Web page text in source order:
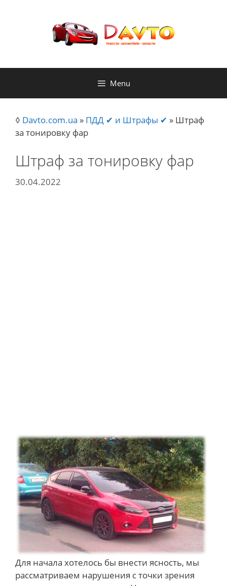
Menu
◊ Davto.com.ua » ПДД ✔ и Штрафы ✔ » Штраф
за тонировку фар
Штраф за тонировку фар
30.04.2022
Для начала хотелось бы внести ясность, мы
рассматриваем нарушения с точки зрения